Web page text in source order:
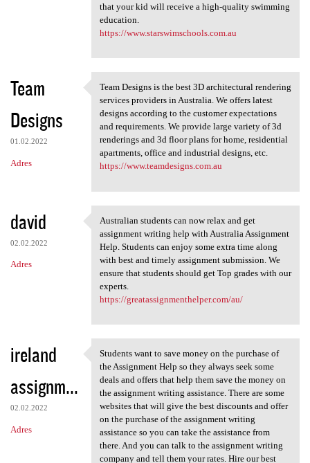
that your kid will receive a high-quality swimming
education.
https://www.starswimschools.com.au
Team
Designs
01.02.2022
Adres
Team Designs is the best 3D
Team Designs is the best 3D architectural rendering
services providers in Australia. We offers latest
designs according to the customer expectations
and requirements. We provide large variety of 3d
renderings and 3d floor plans for home, residential
apartments, office and industrial designs, etc.
https://www.teamdesigns.com.au
david
02.02.2022
Adres
Australian students can now
Australian students can now relax and get
assignment writing help with Australia Assignment
Help. Students can enjoy some extra time along
with best and timely assignment submission. We
ensure that students should get Top grades with our
experts.
https://greatassignmenthelper.com/au/
ireland
assignm...
02.02.2022
Adres
Students want to save money
Students want to save money on the purchase of
the Assignment Help so they always seek some
deals and offers that help them save the money on
the assignment writing assistance. There are some
websites that will give the best discounts and offer
on the purchase of the assignment writing
assistance so you can take the assistance from
there. And you can talk to the assignment writing
company and tell them your rates. Hire our best